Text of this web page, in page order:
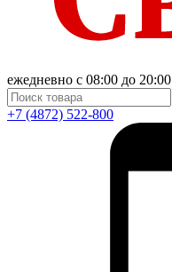
ежедневно с 08:00 до 20:00
+7 (4872) 522-800